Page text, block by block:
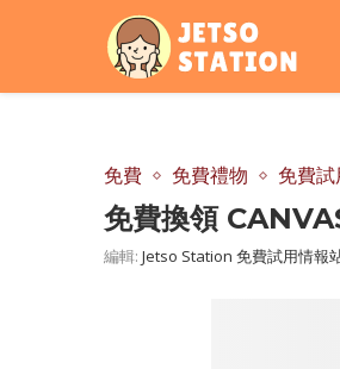
免費 免費禮物 免費試
免費換領
編輯: Jetso Station 免費試用情報